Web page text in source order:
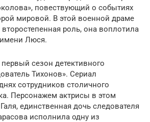
повествующий о событиях
мировой. В этой военной драме
второстепенная роль, она воплотила
Люся.
сезон детективного
Тихонов». Сериал
сотрудников столичного
Персонажем актрисы в этом
единственная дочь следователя
исполнила одну из